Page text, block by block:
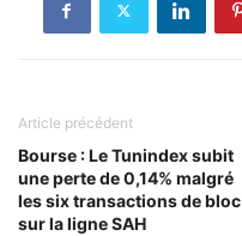
Article précédent
Bourse : Le Tunindex subit
une perte de 0,14% malgré
les six transactions de bloc
sur la ligne SAH